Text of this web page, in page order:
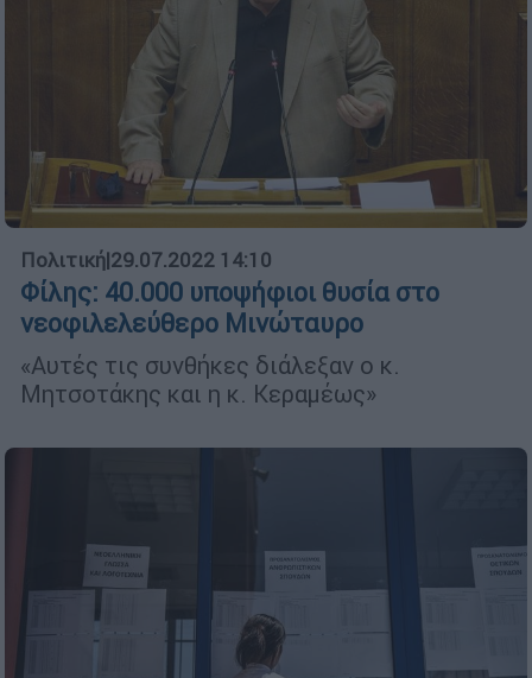
Πολιτική|29.07.2022 14:10
Φίλης: 40.000 υποψήφιοι θυσία στο
νεοφιλελεύθερο Μινώταυρο
«Αυτές τις συνθήκες διάλεξαν ο κ.
Μητσοτάκης και η κ. Κεραμέως»